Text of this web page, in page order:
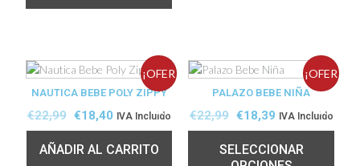
¡OFER
TA!
NAUTICA BEBE POLY ZIPPY
€22,99 €18,40 IVA Incluido
AÑADIR AL CARRITO
¡OFER
TA!
PALAZO BEBE NIÑA
€22,99 €18,39 IVA Incluido
SELECCIONAR